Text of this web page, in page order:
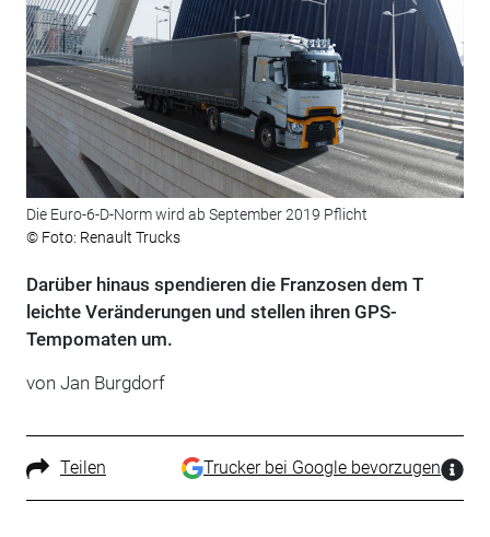
Die Euro-6-D-Norm wird ab September 2019 Pflicht
© Foto: Renault Trucks
Darüber hinaus spendieren die Franzosen dem T
leichte Veränderungen und stellen ihren GPS-
Tempomaten um.
von Jan Burgdorf
Teilen Trucker bei Google bevorzugen